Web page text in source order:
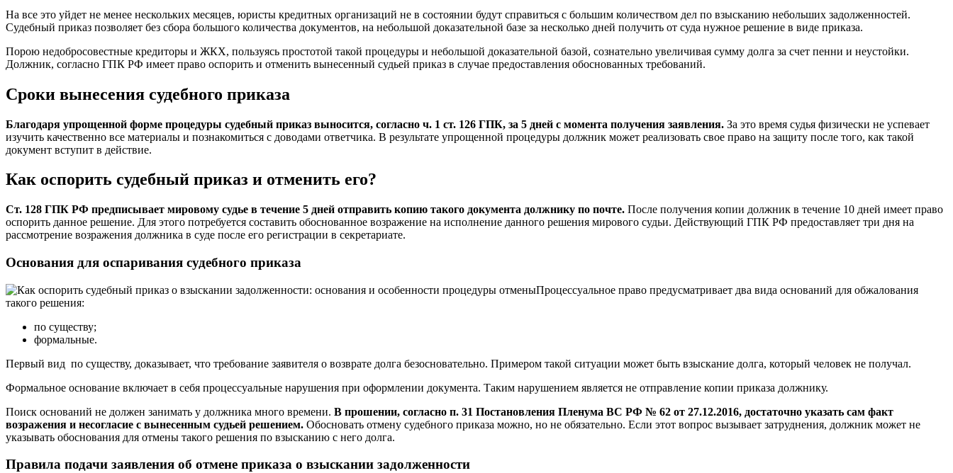
На все это уйдет не менее нескольких месяцев, юристы кредитных организаций не в состоянии будут справиться с большим количеством дел по взысканию небольших задолженностей.
Судебный приказ позволяет без сбора большого количества документов, на небольшой доказательной базе за несколько дней получить от суда нужное решение в виде приказа.
Порою недобросовестные кредиторы и ЖКХ, пользуясь простотой такой процедуры и небольшой доказательной базой, сознательно увеличивая сумму долга за счет пенни и неустойки.
Должник, согласно ГПК РФ имеет право оспорить и отменить вынесенный судьей приказ в случае предоставления обоснованных требований.
Сроки вынесения судебного приказа
Благодаря упрощенной форме процедуры судебный приказ выносится, согласно ч. 1 ст. 126 ГПК, за 5 дней с момента получения заявления. За это время судья физически не успевает
изучить качественно все материалы и познакомиться с доводами ответчика. В результате упрощенной процедуры должник может реализовать свое право на защиту после того, как такой
документ вступит в действие.
Как оспорить судебный приказ и отменить его?
Ст. 128 ГПК РФ предписывает мировому судье в течение 5 дней отправить копию такого документа должнику по почте. После получения копии должник в течение 10 дней имеет право
оспорить данное решение. Для этого потребуется составить обоснованное возражение на исполнение данного решения мирового судьи. Действующий ГПК РФ предоставляет три дня на
рассмотрение возражения должника в суде после его регистрации в секретариате.
Основания для оспаривания судебного приказа
Процессуальное право предусматривает два вида оснований для обжалования
такого решения:
по существу;
формальные.
Первый вид ­ по существу, доказывает, что требование заявителя о возврате долга безосновательно. Примером такой ситуации может быть взыскание долга, который человек не получал.
Формальное основание включает в себя процессуальные нарушения при оформлении документа. Таким нарушением является не отправление копии приказа должнику.
Поиск оснований не должен занимать у должника много времени. В прошении, согласно п. 31 Постановления Пленума ВС РФ № 62 от 27.12.2016, достаточно указать сам факт
возражения и несогласие с вынесенным судьей решением. Обосновать отмену судебного приказа можно, но не обязательно. Если этот вопрос вызывает затруднения, должник может не
указывать обоснования для отмены такого решения по взысканию с него долга.
Правила подачи заявления об отмене приказа о взыскании задолженности